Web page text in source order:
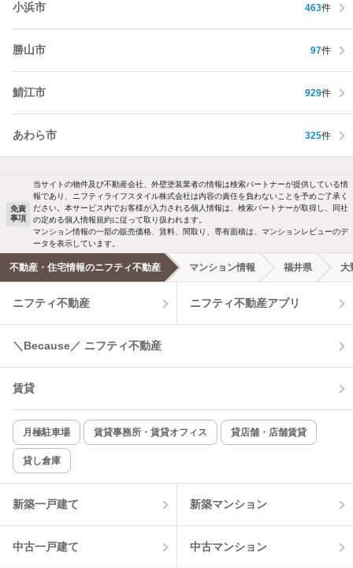
小浜市 463件
勝山市 97件
鯖江市 929件
あわら市 325件
免責
事項
当サイトの物件及び不動産会社、外壁塗装業者の情報は検索パートナーが提供している情
報であり、ニフティライフスタイル株式会社は内容の責任を負わないことを予めご了承く
ださい。本サービス内でお客様が入力される個人情報は、検索パートナーが取得し、同社
の定める個人情報規約に従って取り扱われます。
マンション情報の一部の販売価格、賃料、間取り、専有面積は、マンションレビューのデ
ータを表示しています。
不動産・住宅情報のニフティ不動産 マンション情報 福井県 大
ニフティ不動産 ニフティ不動産アプリ
＼Because／ ニフティ不動産
賃貸
月極駐車場 賃貸事務所・賃貸オフィス 貸店舗・店舗賃貸
貸し倉庫
新築一戸建て 新築マンション
中古一戸建て 中古マンション